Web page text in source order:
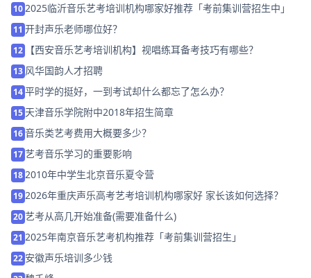
10 2025临沂音乐艺考培训机构哪家好推荐「考前集训营招生中」
11 开封声乐老师哪位好？
12 【西安音乐艺考培训机构】视唱练耳备考技巧有哪些？
13 风华国韵人才招聘
14平时学的挺好，一到考试却什么都忘了怎么办？
15 天津音乐学院附中2018年招生简章
16音乐类艺考费用大概要多少？
17艺考音乐学习的重要影响
18 2010年中学生北京音乐夏令营
19 2026年重庆声乐高考艺考培训机构哪家好 家长该如何选择？
20艺考从高几开始准备(需要准备什么)
21 2025年南京音乐艺考机构推荐「考前集训营招生」
22 安徽声乐培训多少钱